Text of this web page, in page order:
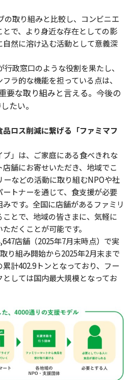
の取り組みと比較し、コンビニエ
で、より身近な存在としての影
然に溶け込む活動として意義深
行政窓口のような役割を果たし、
ラ的な機能を担っている点は、
要な取り組みと言える。今後の
たい。
ロス削減に繋げる「ファミマフ
」は、ご家庭にある食べきれな
舗にお寄せいただき、地域でこ
ーなどの活動に取り組むNPOや社
トナーを通じて、食支援が必要
です。全国に店舗があるファミリ
とで、地域の皆さまに、気軽に
だくことが可能です。
店舗（2025年7月末時点）で実
り組み開始から2025年2月末まで
計402.9トンとなっており、フー
としては国内最大規模となってお